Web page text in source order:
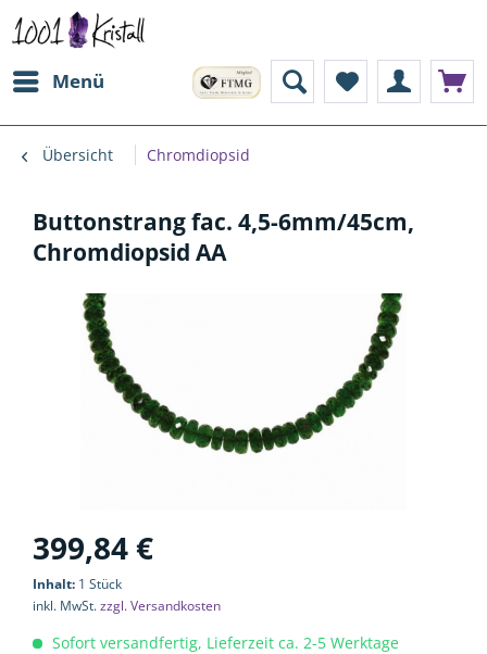
Menü
Übersicht Chromdiopsid
Buttonstrang fac. 4,5-6mm/45cm,
Chromdiopsid AA
399,84 €
Inhalt: 1 Stück
inkl. MwSt.zzgl. Versandkosten
Sofort versandfertig, Lieferzeit ca. 2-5 Werktage